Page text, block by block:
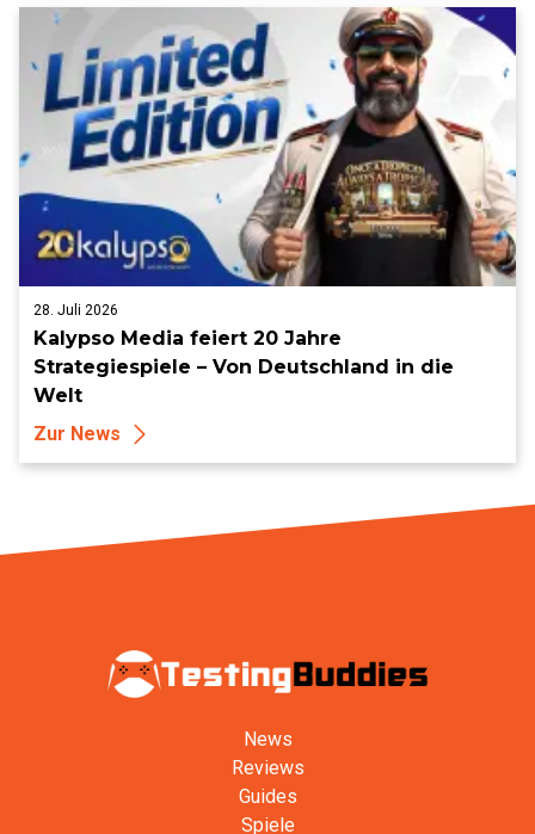
28. Juli 2026
Kalypso Media feiert 20 Jahre
Strategiespiele – Von Deutschland in die
Welt
Zur News
News
Reviews
Guides
Spiele